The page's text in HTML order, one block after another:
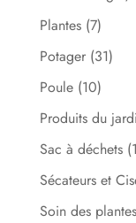
Plantes (7)
Potager (31)
Poule (10)
Produits du
Sac à déchets
Sécateurs et
Soin des plantes